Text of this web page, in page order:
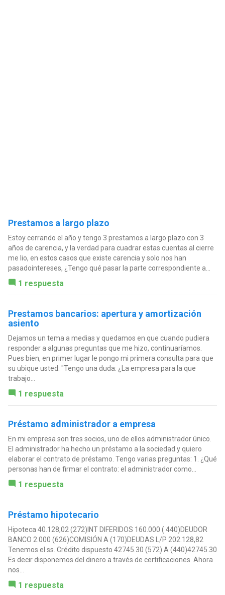
Prestamos a largo plazo
Estoy cerrando el año y tengo 3 prestamos a largo plazo con 3
años de carencia, y la verdad para cuadrar estas cuentas al cierre
me lio, en estos casos que existe carencia y solo nos han
pasadointereses, ¿Tengo qué pasar la parte correspondiente a...
1 respuesta
Prestamos bancarios: apertura y amortización
asiento
Dejamos un tema a medias y quedamos en que cuando pudiera
responder a algunas preguntas que me hizo, continuaríamos.
Pues bien, en primer lugar le pongo mi primera consulta para que
su ubique usted: "Tengo una duda: ¿La empresa para la que
trabajo...
1 respuesta
Préstamo administrador a empresa
En mi empresa son tres socios, uno de ellos administrador único.
El administrador ha hecho un préstamo a la sociedad y quiero
elaborar el contrato de préstamo. Tengo varias preguntas: 1. ¿Qué
personas han de firmar el contrato: el administrador como...
1 respuesta
Préstamo hipotecario
Hipoteca 40.128,02 (272)INT DIFERIDOS 160.000 ( 440)DEUDOR
BANCO 2.000 (626)COMISIÓN A (170)DEUDAS L/P 202.128,82
Tenemos el ss. Crédito dispuesto 42745.30 (572) A (440)42745.30
Es decir disponemos del dinero a través de certificaciones. Ahora
nos...
1 respuesta